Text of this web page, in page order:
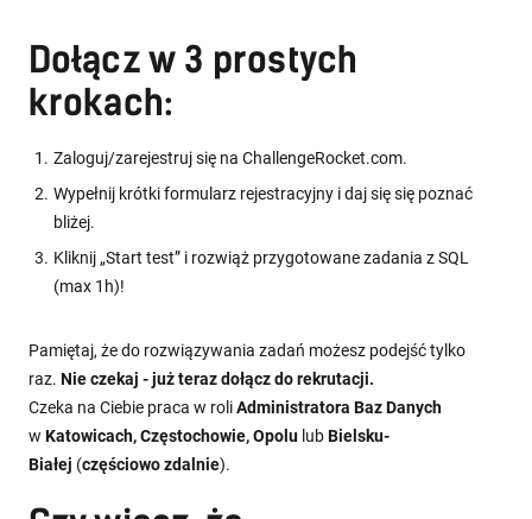
Dołącz w 3 prostych
krokach:
Zaloguj/zarejestruj się na ChallengeRocket.com.
Wypełnij krótki formularz rejestracyjny i daj się się poznać
bliżej.
Kliknij „Start test” i rozwiąż przygotowane zadania z SQL
(max 1h)!
Pamiętaj, że do rozwiązywania zadań możesz podejść tylko
raz. Nie czekaj - już teraz dołącz do rekrutacji.
Czeka na Ciebie praca w roliAdministratora Baz Danych
w Katowicach, Częstochowie, Opolu lubBielsku-
Białej (częściowo zdalnie).